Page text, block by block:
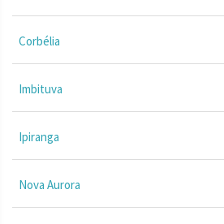
Corbélia
Imbituva
Ipiranga
Nova Aurora